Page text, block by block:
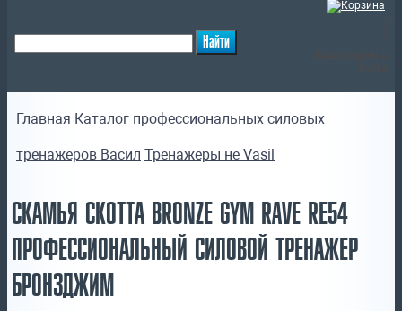
Главная Каталог профессиональных силовых
тренажеров Васил Тренажеры не Vasil
СКАМЬЯ СКОТТА BRONZE GYM RAVE RE54
ПРОФЕССИОНАЛЬНЫЙ СИЛОВОЙ ТРЕНАЖЕР
БРОНЗДЖИМ